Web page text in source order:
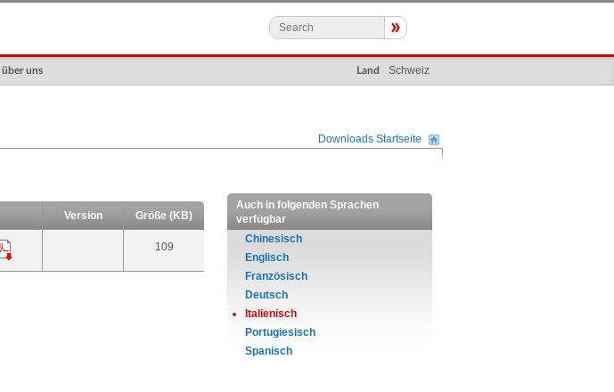
»
uns Land Schweiz
Downloads Startseite
Version Größe (KB)
109
Auch in folgenden Sprachen
verfügbar
Chinesisch
Englisch
Französisch
Deutsch
Italienisch
Portugiesisch
Spanisch